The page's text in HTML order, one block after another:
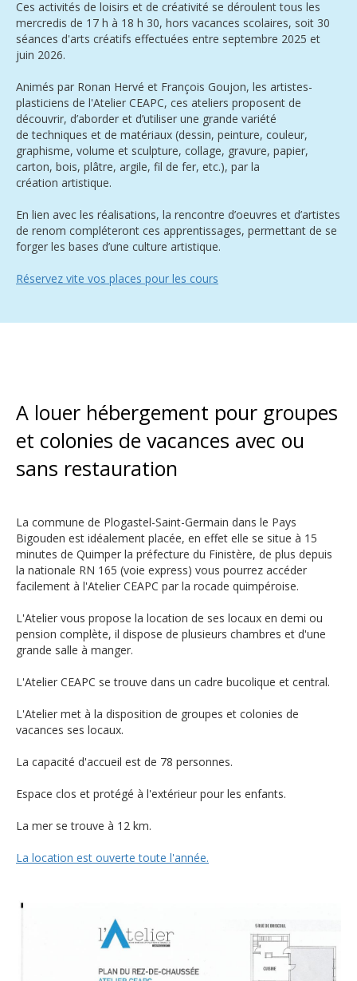
Ces activités de loisirs et de créativité se déroulent tous les
mercredis de 17 h à 18 h 30, hors vacances scolaires, soit 30
séances d'arts créatifs effectuées entre septembre 2025 et
juin 2026.
Animés par Ronan Hervé et François Goujon, les artistes-
plasticiens de l'Atelier CEAPC, ces ateliers proposent de
découvrir, d’aborder et d’utiliser une grande variété
de techniques et de matériaux (dessin, peinture, couleur,
graphisme, volume et sculpture, collage, gravure, papier,
carton, bois, plâtre, argile, fil de fer, etc.), par la
création artistique.
En lien avec les réalisations, la rencontre d’oeuvres et d’artistes
de renom compléteront ces apprentissages, permettant de se
forger les bases d’une culture artistique.
Réservez vite vos places pour les cours
A louer hébergement pour groupes
et colonies de vacances avec ou
sans restauration
La commune de Plogastel-Saint-Germain dans le Pays
Bigouden est idéalement placée, en effet elle se situe à 15
minutes de Quimper la préfecture du Finistère, de plus depuis
la nationale RN 165 (voie express) vous pourrez accéder
facilement à l'Atelier CEAPC par la rocade quimpéroise.
L'Atelier vous propose la location de ses locaux en demi ou
pension complète, il dispose de plusieurs chambres et d'une
grande salle à manger.
L'Atelier CEAPC se trouve dans un cadre bucolique et central.
L'Atelier met à la disposition de groupes et colonies de
vacances ses locaux.
La capacité d'accueil est de 78 personnes.
Espace clos et protégé à l'extérieur pour les enfants.
La mer se trouve à 12 km.
La location est ouverte toute l'année.